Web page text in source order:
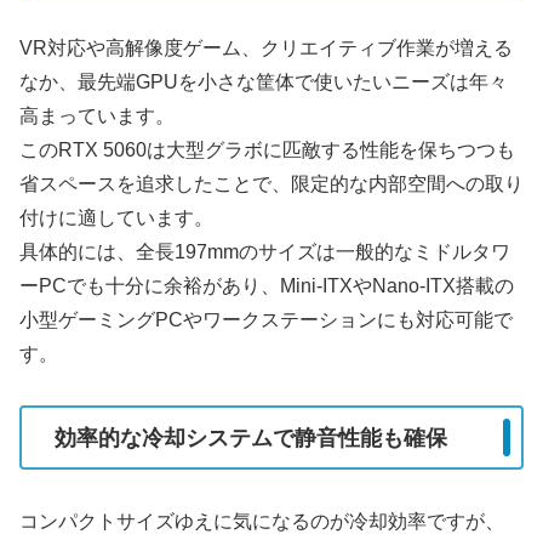
VR対応や高解像度ゲーム、クリエイティブ作業が増える
なか、最先端GPUを小さな筐体で使いたいニーズは年々
高まっています。
このRTX 5060は大型グラボに匹敵する性能を保ちつつも
省スペースを追求したことで、限定的な内部空間への取り
付けに適しています。
具体的には、全長197mmのサイズは一般的なミドルタワ
ーPCでも十分に余裕があり、Mini-ITXやNano-ITX搭載の
小型ゲーミングPCやワークステーションにも対応可能で
す。
効率的な冷却システムで静音性能も確保
コンパクトサイズゆえに気になるのが冷却効率ですが、